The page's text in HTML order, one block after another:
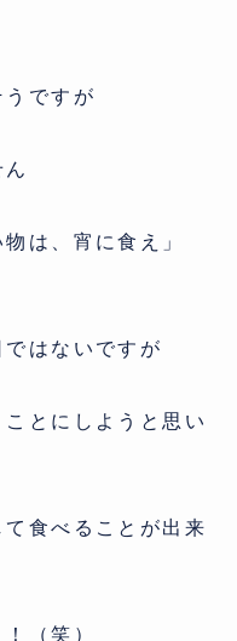
うですが
は、宵に食え」
はないですが
とにしようと思い
食べることが出来
（笑）